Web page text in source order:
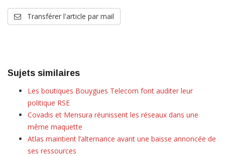
Transférer l'article par mail
Sujets similaires
Les boutiques Bouygues Telecom font auditer leur
politique RSE
Covadis et Mensura réunissent les réseaux dans une
même maquette
Atlas maintient l’alternance avant une baisse annoncée de
ses ressources